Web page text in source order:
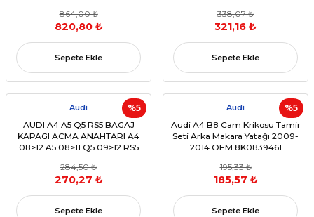
864,00 ₺
820,80 ₺
Sepete Ekle
338,07 ₺
321,16 ₺
Sepete Ekle
%5
Audi
AUDI A4 A5 Q5 RS5 BAGAJ
KAPAGI ACMA ANAHTARI A4
08>12 A5 08>11 Q5 09>12 RS5
284,50 ₺
270,27 ₺
Sepete Ekle
%5
Audi
Audi A4 B8 Cam Krikosu Tamir
Seti Arka Makara Yatağı 2009-
2014 OEM 8K0839461
195,33 ₺
185,57 ₺
Sepete Ekle